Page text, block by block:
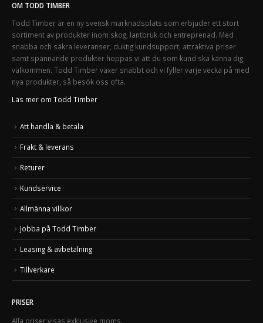
OM TODD TIMBER
Todd Timber är en ny svensk marknadsplats som erbjuder ett stort
sortiment av produkter inom skog, lantbruk och entreprenad. Med
snabba och säkra leveranser, duktig kundsupport, attraktiva priser
samt spännande produkter hoppas vi att du som kund ska känna dig
välkommen. Todd Timber växer snabbt och vi fyller varje vecka på med
nya produkter, så besök oss ofta.
Läs mer om Todd Timber
Att handla & betala
Frakt & leverans
Returer
Kundservice
Allmänna villkor
Jobba på Todd Timber
Leasing & avbetalning
Tillverkare
PRISER
Alla priser visas exklusive moms.